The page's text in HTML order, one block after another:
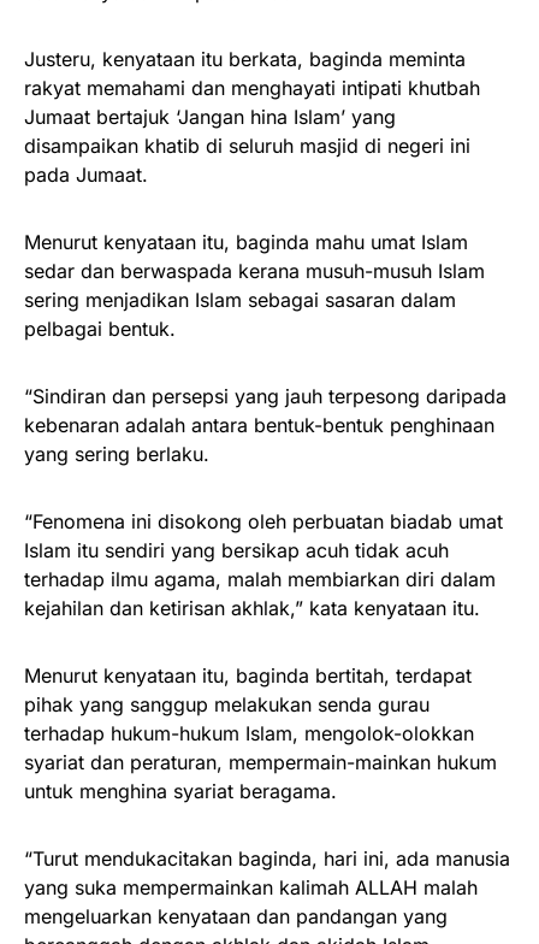
Justeru, kenyataan itu berkata, baginda meminta
rakyat memahami dan menghayati intipati khutbah
Jumaat bertajuk ‘Jangan hina Islam’ yang
disampaikan khatib di seluruh masjid di negeri ini
pada Jumaat.
Menurut kenyataan itu, baginda mahu umat Islam
sedar dan berwaspada kerana musuh-musuh Islam
sering menjadikan Islam sebagai sasaran dalam
pelbagai bentuk.
“Sindiran dan persepsi yang jauh terpesong daripada
kebenaran adalah antara bentuk-bentuk penghinaan
yang sering berlaku.
“Fenomena ini disokong oleh perbuatan biadab umat
Islam itu sendiri yang bersikap acuh tidak acuh
terhadap ilmu agama, malah membiarkan diri dalam
kejahilan dan ketirisan akhlak,” kata kenyataan itu.
Menurut kenyataan itu, baginda bertitah, terdapat
pihak yang sanggup melakukan senda gurau
terhadap hukum-hukum Islam, mengolok-olokkan
syariat dan peraturan, mempermain-mainkan hukum
untuk menghina syariat beragama.
“Turut mendukacitakan baginda, hari ini, ada manusia
yang suka mempermainkan kalimah ALLAH malah
mengeluarkan kenyataan dan pandangan yang